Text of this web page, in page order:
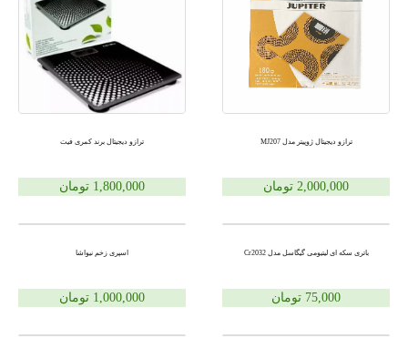
ترازو دیجیتال ژوپیتر مدل MJ207
2,000,000 تومان
ترازو دیجیتال برند کمری فیت
1,800,000 تومان
باتری سکه ای لیتیومی گیگاسل مدل Cr2032
75,000 تومان
اسپری زخم نیواشا
1,000,000 تومان